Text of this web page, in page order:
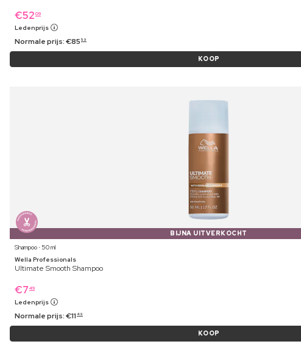
€52 09
Ledenprijs
Normale prijs:€85 59
KOOP
BIJNA UITVERKOCHT
Shampoo ⋅ 50 ml
Wella Professionals
Ultimate Smooth Shampoo
€7 49
Ledenprijs
Normale prijs:€11 49
KOOP